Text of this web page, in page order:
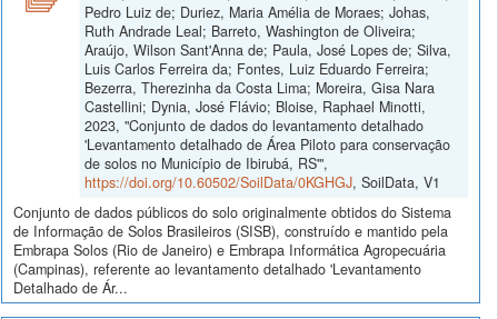
Pedro Luiz de; Duriez, Maria Amélia de Moraes; Johas,
Ruth Andrade Leal; Barreto, Washington de Oliveira;
Araújo, Wilson Sant'Anna de; Paula, José Lopes de; Silva,
Luis Carlos Ferreira da; Fontes, Luiz Eduardo Ferreira;
Bezerra, Therezinha da Costa Lima; Moreira, Gisa Nara
Castellini; Dynia, José Flávio; Bloise, Raphael Minotti,
2023, "Conjunto de dados do levantamento detalhado
'Levantamento detalhado de Área Piloto para conservação
de solos no Município de Ibirubá, RS'",
https://doi.org/10.60502/SoilData/0KGHGJ, SoilData, V1
Conjunto de dados públicos do solo originalmente obtidos do Sistema
de Informação de Solos Brasileiros (SISB), construído e mantido pela
Embrapa Solos (Rio de Janeiro) e Embrapa Informática Agropecuária
(Campinas), referente ao levantamento detalhado 'Levantamento
Detalhado de Ár...